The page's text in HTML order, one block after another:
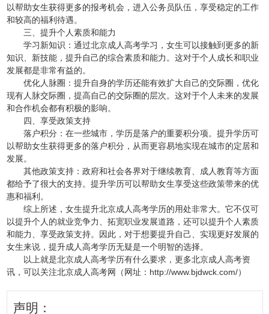
以帮助女生获得更多的报考机会，进入公务员队伍，享受稳定的工作
和较高的福利待遇。
三、提升个人素质和能力
学习新知识：通过北京成人高考学习，女生可以接触到更多的新
知识、新技能，提升自己的综合素质和能力。这对于个人成长和职业
发展都是非常有益的。
优化人脉圈：提升自身的学历还能有效扩大自己的交际圈，优化
现有人脉交际圈，提高自己的交际圈的层次。这对于个人未来的发展
和合作机会都有积极的影响。
四、享受政策支持
落户积分：在一些城市，学历是落户的重要积分项。提升学历可
以帮助女生获得更多的落户积分，从而更容易地实现在城市的定居和
发展。
其他政策支持：政府和社会各界对于继续教育、成人教育等方面
都给予了很大的支持。提升学历可以帮助女生享受这些政策带来的优
惠和福利。
综上所述，女生提升北京成人高考学历的用处非常大。它不仅可
以提升个人的就业竞争力、拓宽职业发展道路，还可以提升个人素质
和能力、享受政策支持。因此，对于想要提升自己、实现更好发展的
女生来说，提升成人高考学历无疑是一个明智的选择。
以上就是北京成人高考学历有什么要求，更多北京成人高考资
讯，可以关注北京成人高考网 （网址：http://www.bjdwck.com/）
声明：